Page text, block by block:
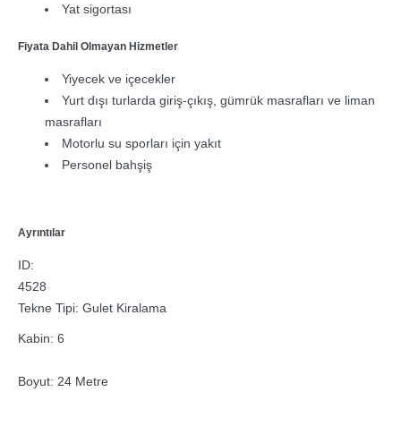
Yat sigortası
Fiyata Dahil Olmayan Hizmetler
Yiyecek ve içecekler
Yurt dışı turlarda giriş-çıkış, gümrük masrafları ve liman
masrafları
Motorlu su sporları için yakıt
Personel bahşiş
Ayrıntılar
ID:
4528
Tekne Tipi: Gulet Kiralama
Kabin: 6
Boyut: 24 Metre